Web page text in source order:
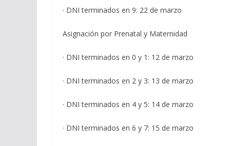
· DNI terminados en 9: 22 de marzo
Asignación por Prenatal y Maternidad
· DNI terminados en 0 y 1: 12 de marzo
· DNI terminados en 2 y 3: 13 de marzo
· DNI terminados en 4 y 5: 14 de marzo
· DNI terminados en 6 y 7: 15 de marzo